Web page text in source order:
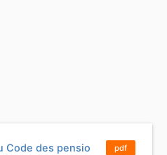
pdf
Code des pensio